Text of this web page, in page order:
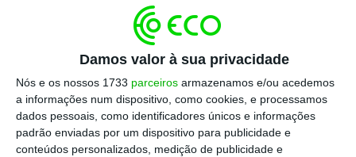
Damos valor à sua privacidade
Nós e os nossos 1733 parceiros armazenamos e/ou acedemos
a informações num dispositivo, como cookies, e processamos
dados pessoais, como identificadores únicos e informações
padrão enviadas por um dispositivo para publicidade e
conteúdos personalizados, medição de publicidade e
Segundo os signatários,“Portugal está em
contracorrente” já que integra “um grupo
muito reduzido de três países da União
Europeia em que só é possível votar em listas
partidárias (listas fechadas) nas eleições